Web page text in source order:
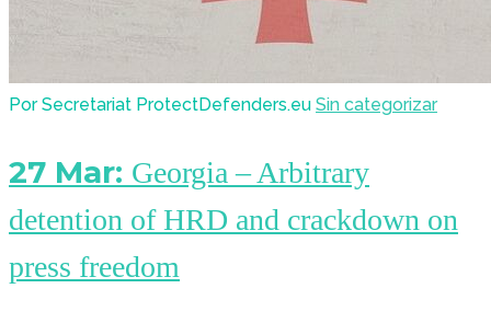
Por Secretariat ProtectDefenders.eu Sin categorizar
27 Mar: Georgia – Arbitrary
detention of HRD and crackdown on
press freedom